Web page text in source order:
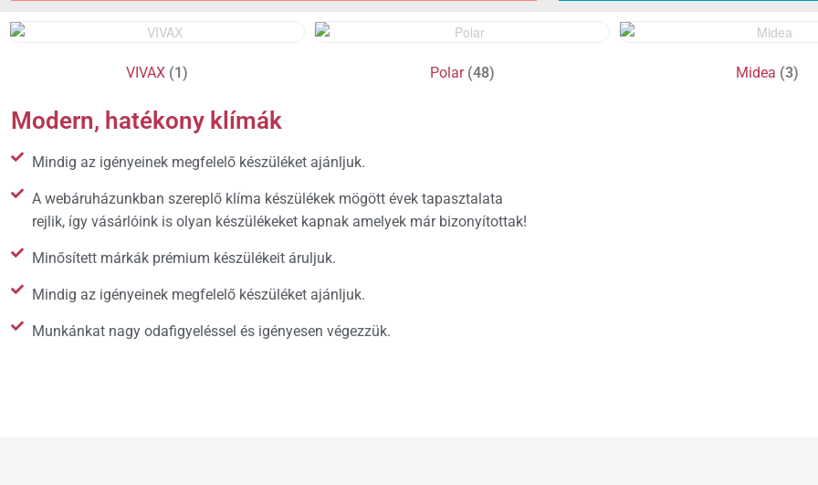
VIVAX (1) Polar (48) Midea (3)
Modern, hatékony klímák
Mindig az igényeinek megfelelő készüléket ajánljuk.
A webáruházunkban szereplő klíma készülékek mögött évek tapasztalata
rejlik, így vásárlóink is olyan készülékeket kapnak amelyek már bizonyítottak!
Minősített márkák prémium készülékeit áruljuk.
Mindig az igényeinek megfelelő készüléket ajánljuk.
Munkánkat nagy odafigyeléssel és igényesen végezzük.